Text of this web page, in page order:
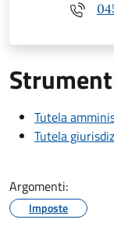
Tutela
Tutela
Argomenti:
Imposte